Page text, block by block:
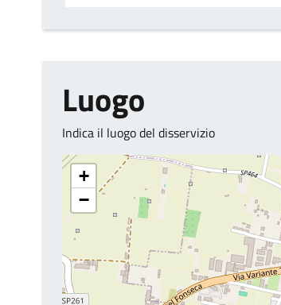
Luogo
Indica il luogo del disservizio
+
−